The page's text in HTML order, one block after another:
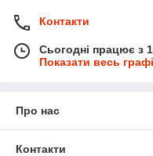
Контакти
Сьогодні працює з
Показати весь
Про нас
Контакти